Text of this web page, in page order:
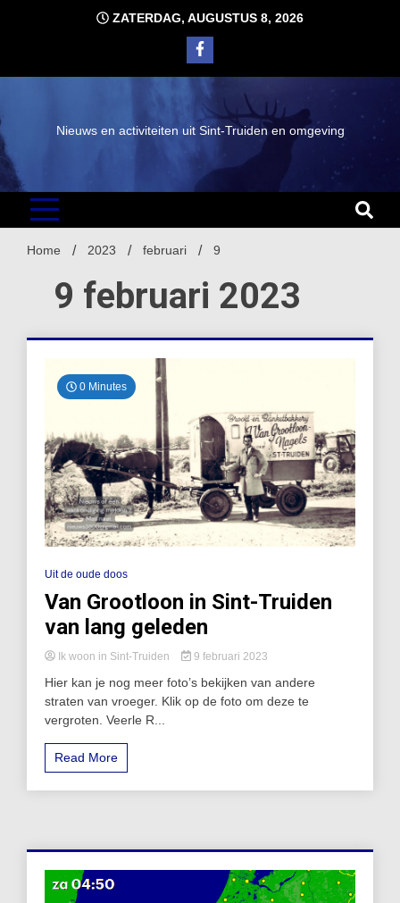
ZATERDAG, AUGUSTUS 8, 2026
Nieuws en activiteiten uit Sint-Truiden en omgeving
Home 2023 februari 9
9 februari 2023
0 Minutes
Uit de oude doos
Van Grootloon in Sint-Truiden
van lang geleden
Ik woon in Sint-Truiden 9 februari 2023
Hier kan je nog meer foto’s bekijken van andere
straten van vroeger. Klik op de foto om deze te
vergroten. Veerle R...
Read More